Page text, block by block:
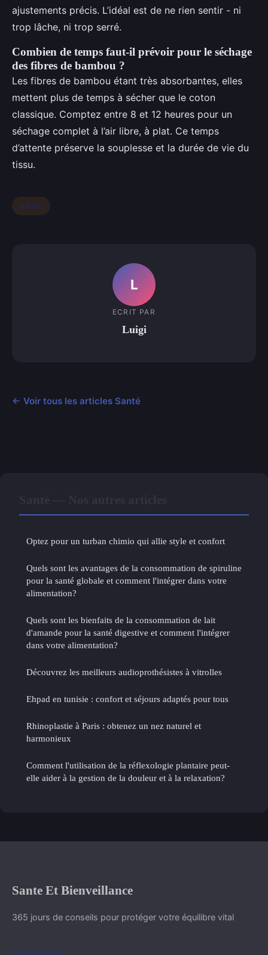
ajustements précis. L’idéal est de ne rien sentir - ni
trop lâche, ni trop serré.
Combien de temps faut-il prévoir pour le séchage
des fibres de bambou ?
Les fibres de bambou étant très absorbantes, elles
mettent plus de temps à sécher que le coton
classique. Comptez entre 8 et 12 heures pour un
séchage complet à l’air libre, à plat. Ce temps
d’attente préserve la souplesse et la durée de vie du
tissu.
sante
L
ECRIT PAR
Luigi
← Voir tous les articles Santé
Optez pour un turban chimio qui allie style et confort
Quels sont les avantages de la consommation de spiruline
pour la santé globale et comment l'intégrer dans votre
alimentation?
Quels sont les bienfaits de la consommation de lait
d'amande pour la santé digestive et comment l'intégrer
dans votre alimentation?
Découvrez les meilleurs audioprothésistes à vitrolles
Ehpad en tunisie : confort et séjours adaptés pour tous
Rhinoplastie à Paris : obtenez un nez naturel et
harmonieux
Comment l'utilisation de la réflexologie plantaire peut-
elle aider à la gestion de la douleur et à la relaxation?
Sante Et Bienveillance
365 jours de conseils pour protéger votre équilibre vital
NAVIGATION